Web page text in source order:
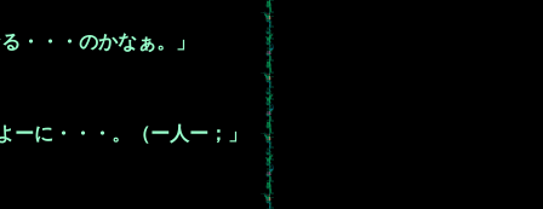
・・・のかなぁ。」
に・・・。（ー人ー；」